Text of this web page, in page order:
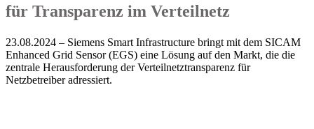
für Transparenz im Verteilnetz
23.08.2024 – Siemens Smart Infrastructure bringt mit dem SICAM
Enhanced Grid Sensor (EGS) eine Lösung auf den Markt, die die
zentrale Herausforderung der Verteilnetztransparenz für
Netzbetreiber adressiert.